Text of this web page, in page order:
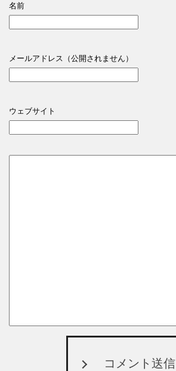
名前
メールアドレス（公開されません）
ウェブサイト
コメント送信